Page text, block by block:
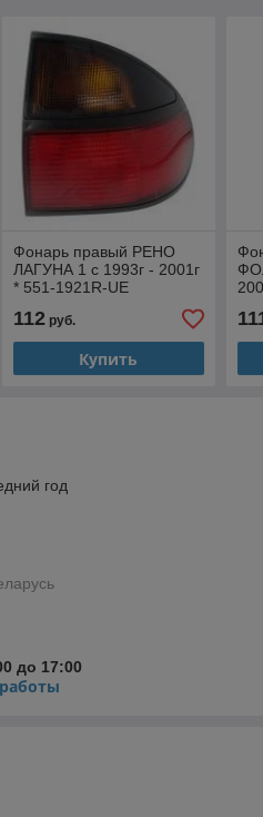
Фонарь правый РЕНО
ЛАГУНА 1 с 1993г - 2001г
* 551-1921R-UE
112руб.
Купить
год
до 17:00